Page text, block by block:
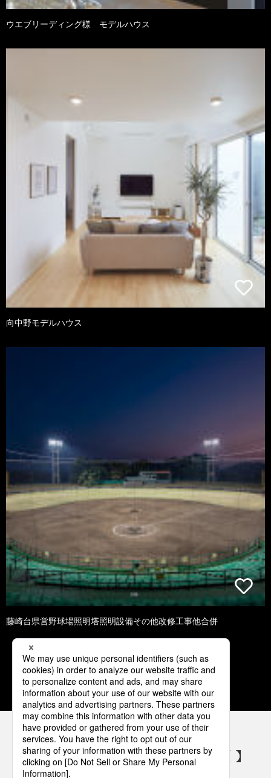
ウエブリーディング様 モデルハウス
向中野モデルハウス
藤崎台県営野球場照明塔照明設備その他改修工事他合併
1 2 3 4 5
パナソニックの電気設備 SNSアカウント